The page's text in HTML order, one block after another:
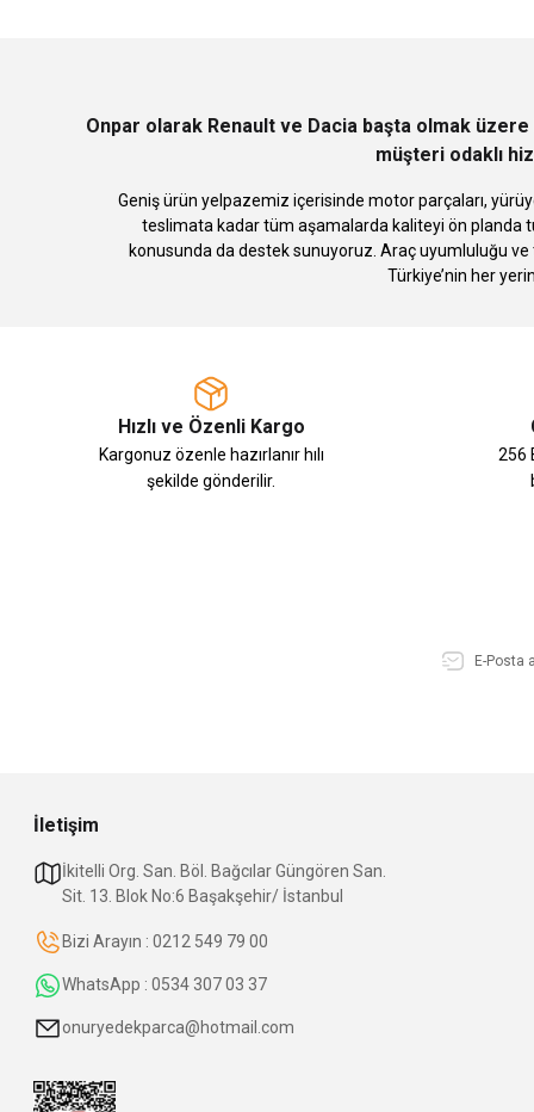
Onpar olarak Renault ve Dacia başta olmak
müşteri odaklı
Geniş ürün yelpazemiz içerisinde motor parçaları,
teslimata kadar tüm aşamalarda kaliteyi ön planda
konusunda da destek sunuyoruz. Araç uyumluluğu ve
Türkiye’nin her
Hızlı ve Özenli Kargo
Kargonuz özenle hazırlanır hılı
şekilde gönderilir.
256
İletişim
İkitelli Org. San. Böl. Bağcılar Güngören San.
Sit. 13. Blok No:6 Başakşehir/ İstanbul
Bizi Arayın : 0212 549 79 00
WhatsApp : 0534 307 03 37
onuryedekparca@hotmail.com